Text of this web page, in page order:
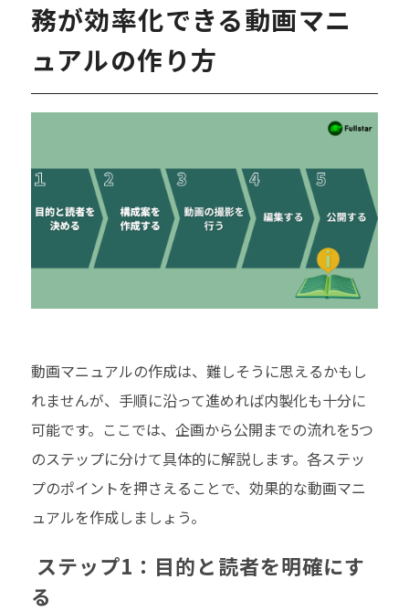
務が効率化できる動画マニ
ュアルの作り方
動画マニュアルの作成は、難しそうに思えるかもし
れませんが、手順に沿って進めれば内製化も十分に
可能です。ここでは、企画から公開までの流れを5つ
のステップに分けて具体的に解説します。各ステッ
プのポイントを押さえることで、効果的な動画マニ
ュアルを作成しましょう。
ステップ1：目的と読者を明確にす
る